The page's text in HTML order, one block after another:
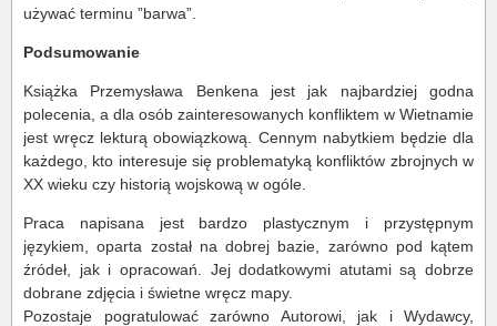
używać terminu ”barwa”.
Podsumowanie
Książka Przemysława Benkena jest jak najbardziej godna
polecenia, a dla osób zainteresowanych konfliktem w Wietnamie
jest wręcz lekturą obowiązkową. Cennym nabytkiem będzie dla
każdego, kto interesuje się problematyką konfliktów zbrojnych w
XX wieku czy historią wojskową w ogóle.
Praca napisana jest bardzo plastycznym i przystępnym
językiem, oparta został na dobrej bazie, zarówno pod kątem
źródeł, jak i opracowań. Jej dodatkowymi atutami są dobrze
dobrane zdjęcia i świetne wręcz mapy.
Pozostaje pogratulować zarówno Autorowi, jak i Wydawcy,